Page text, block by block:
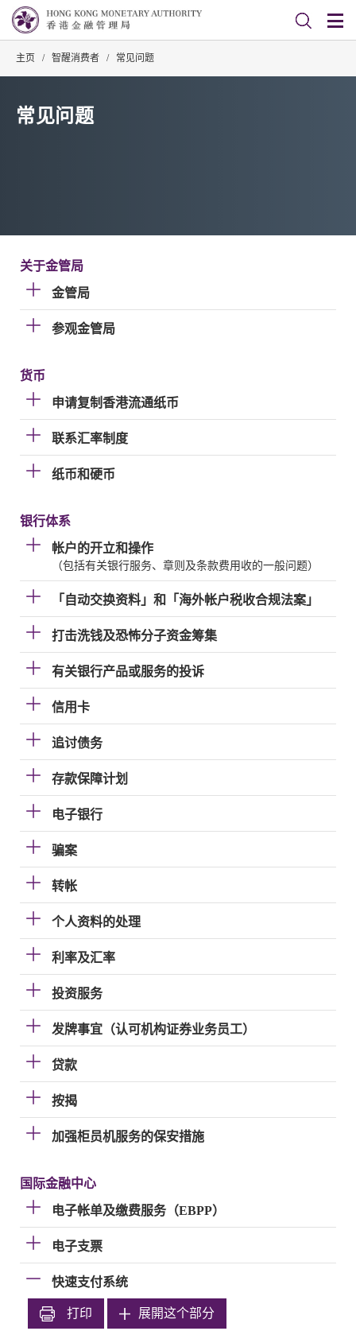
主页 / 智醒消费者 / 常见问题
常见问题
关于金管局
金管局
参观金管局
货币
申请复制香港流通纸币
联系汇率制度
纸币和硬币
银行体系
帐户的开立和操作
（包括有关银行服务、章则及条款费用收的一般问题）
「自动交换资料」和「海外帐户税收合规法案」
打击洗钱及恐怖分子资金筹集
有关银行产品或服务的投诉
信用卡
追讨债务
存款保障计划
电子银行
骗案
转帐
个人资料的处理
利率及汇率
投资服务
发牌事宜（认可机构证券业务员工）
贷款
按揭
加强柜员机服务的保安措施
国际金融中心
电子帐单及缴费服务（EBPP）
电子支票
快速支付系统
打印 展開这个部分